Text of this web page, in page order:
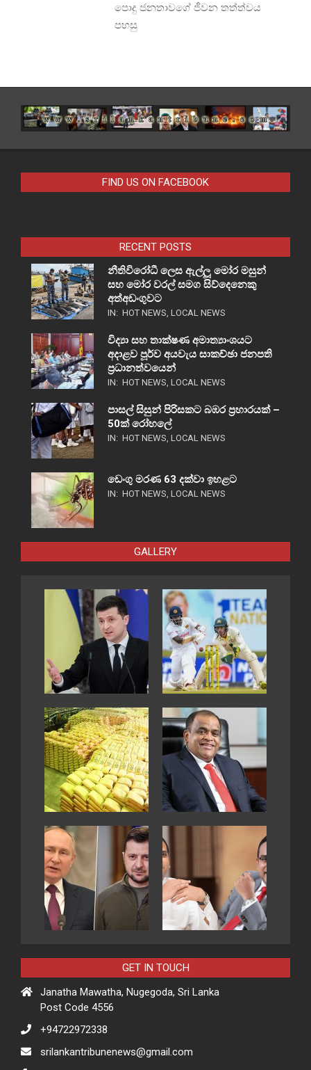
පොදු ජනතාවගේ ජීවන තත්ත්වය
පහසු
FIND US ON FACEBOOK
RECENT POSTS
නීතිවිරෝධී ලෙස ඇල්ලූ මෝර මසුන්
සහ මෝර වරල් සමග සිව්දෙනෙකු
අත්අඩංගුවට
IN: HOT NEWS, LOCAL NEWS
විද්‍යා සහ තාක්ෂණ අමාත්‍යාංශයට
අදාළව පූර්ව අයවැය සාකච්ඡා ජනපති
ප්‍රධානත්වයෙන්
IN: HOT NEWS, LOCAL NEWS
පාසල් සිසුන් පිරිසකට බඹර ප්‍රහාරයක් –
50ක් රෝහලේ
IN: HOT NEWS, LOCAL NEWS
ඩෙංගු මරණ 63 දක්වා ඉහළට
IN: HOT NEWS, LOCAL NEWS
GALLERY
GET IN TOUCH
Janatha Mawatha, Nugegoda, Sri Lanka
Post Code 4556
+94722972338
srilankantribunenews@gmail.com